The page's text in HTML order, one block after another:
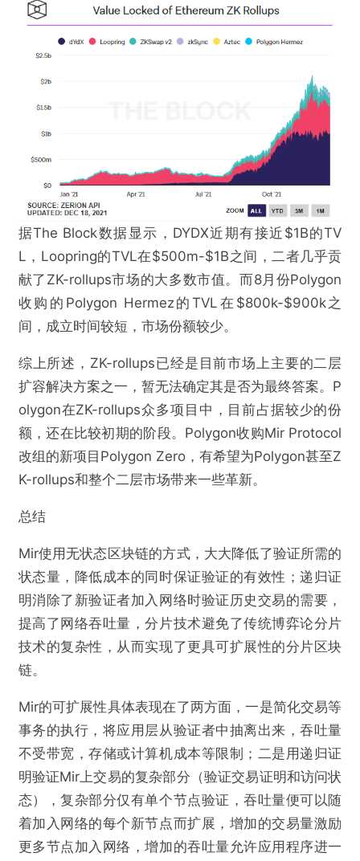
据The Block数据显示，DYDX近期有接近$1B的TV
L，Loopring的TVL在$500m-$1B之间，二者几乎贡
献了ZK-rollups市场的大多数市值。而8月份Polygon
收购的Polygon Hermez的TVL在$800k-$900k之
间，成立时间较短，市场份额较少。
综上所述，ZK-rollups已经是目前市场上主要的二层
扩容解决方案之一，暂无法确定其是否为最终答案。P
olygon在ZK-rollups众多项目中，目前占据较少的份
额，还在比较初期的阶段。Polygon收购Mir Protocol
改组的新项目Polygon Zero，有希望为Polygon甚至Z
K-rollups和整个二层市场带来一些革新。
总结
Mir使用无状态区块链的方式，大大降低了验证所需的
状态量，降低成本的同时保证验证的有效性；递归证
明消除了新验证者加入网络时验证历史交易的需要，
提高了网络吞吐量，分片技术避免了传统博弈论分片
技术的复杂性，从而实现了更具可扩展性的分片区块
链。
Mir的可扩展性具体表现在了两方面，一是简化交易等
事务的执行，将应用层从验证者中抽离出来，吞吐量
不受带宽，存储或计算机成本等限制；二是用递归证
明验证Mir上交易的复杂部分（验证交易证明和访问状
态），复杂部分仅有单个节点验证，吞吐量便可以随
着加入网络的每个新节点而扩展，增加的交易量激励
更多节点加入网络，增加的吞吐量允许应用程序进一